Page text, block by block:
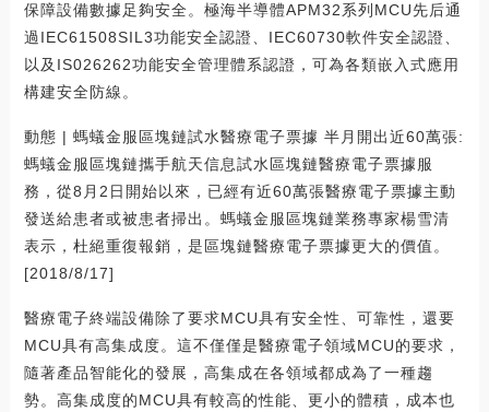
保障設備數據足夠安全。極海半導體APM32系列MCU先后通
過IEC61508SIL3功能安全認證、IEC60730軟件安全認證、
以及IS026262功能安全管理體系認證，可為各類嵌入式應用
構建安全防線。
動態 | 螞蟻金服區塊鏈試水醫療電子票據 半月開出近60萬張:
螞蟻金服區塊鏈攜手航天信息試水區塊鏈醫療電子票據服
務，從8月2日開始以來，已經有近60萬張醫療電子票據主動
發送給患者或被患者掃出。螞蟻金服區塊鏈業務專家楊雪清
表示，杜絕重復報銷，是區塊鏈醫療電子票據更大的價值。
[2018/8/17]
醫療電子終端設備除了要求MCU具有安全性、可靠性，還要
MCU具有高集成度。這不僅僅是醫療電子領域MCU的要求，
隨著產品智能化的發展，高集成在各領域都成為了一種趨
勢。高集成度的MCU具有較高的性能、更小的體積，成本也